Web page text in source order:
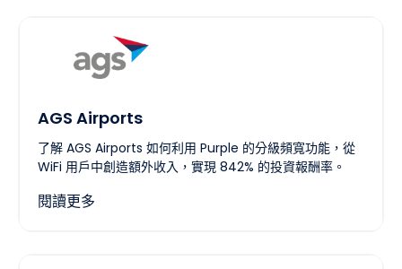
AGS Airports
了解 AGS Airports 如何利用 Purple 的分級頻寬功能，從
WiFi 用戶中創造額外收入，實現 842% 的投資報酬率。
閱讀更多